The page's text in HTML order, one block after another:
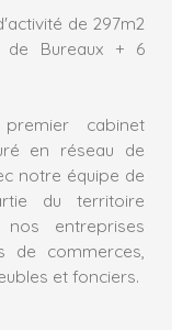
de 297m2
Bureaux + 6
premier cabinet
en réseau de
notre équipe de
du territoire
entreprises
de commerces,
et fonciers.